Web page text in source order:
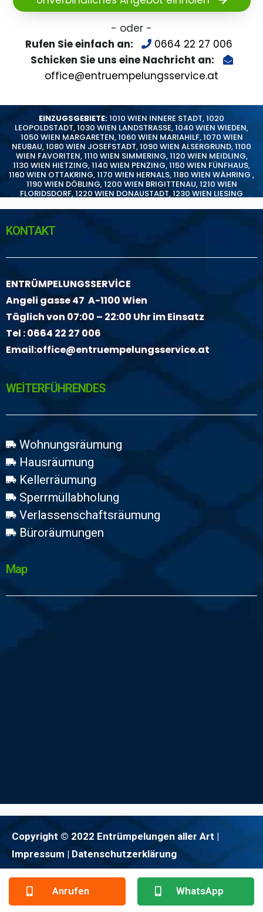
- oder -
Rufen Sie einfach an:
0664 22 27 006
Schicken Sie uns eine Nachricht an:
office@entruempelungsservice.at
EINZUGSGEBIETE:1010 WIEN INNERE STADT,1020
LEOPOLDSTADT,1030 WIEN LANDSTRASSE,1040 WIEN WIEDEN,
1050 WIEN MARGARETEN,1060 WIEN MARIAHILF,1070 WIEN
NEUBAU,1080 WIEN JOSEFSTADT,1090 WIEN ALSERGRUND,1100
WIEN FAVORITEN,1110 WIEN SIMMERING,1120 WIEN MEIDLING,
1130 WIEN HIETZING,1140 WIEN PENZING,1150 WIEN FÜNFHAUS,
1160 WIEN OTTAKRING,1170 WIEN HERNALS,1180 WIEN WÄHRING ,
1190 WIEN DÖBLING,1200 WIEN BRIGITTENAU,1210 WIEN
FLORIDSDORF,1220 WIEN DONAUSTADT,1230 WIEN LIESING
KONTAKT
ENTRÜMPELUNGSSERVİCE
Angeli gasse 47 A-1100 Wien
Täglich von 07:00 – 22:00 Uhr im Einsatz
Tel :0664 22 27 006
Email:office@entruempelungsservice.at
WEİTERFÜHRENDES
Wohnungsräumung
Hausräumung
Kellerräumung
Sperrmüllabholung
Verlassenschaftsräumung
Büroräumungen
Map
Copyright © 2022 Entrümpelungen aller Art |
Impressum | Datenschutzerklärung
Anrufen WhatsApp